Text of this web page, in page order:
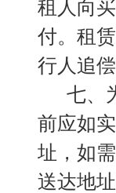
租人向
付。租
行人追
七、
前应如
址，如
送达地